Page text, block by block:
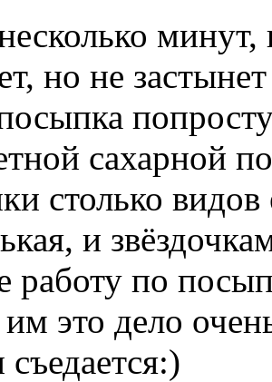
минут,
но не
сахарной
столько видов
и
работу по
это дело